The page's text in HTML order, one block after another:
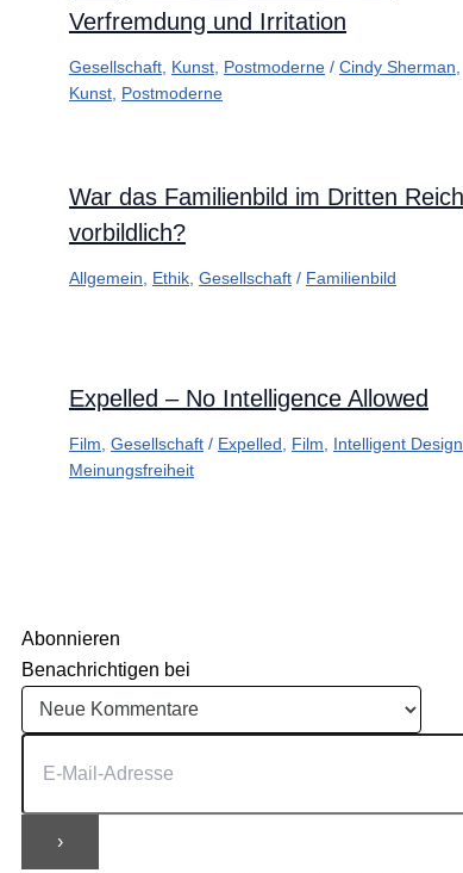
Verfremdung und Irritation
Gesellschaft Kunst Postmoderne / Cindy Sherman
Kunst Postmoderne
War das Familienbild im Dritten Reich
vorbildlich?
Allgemein Ethik Gesellschaft / Familienbild
Expelled – No Intelligence Allowed
Film Gesellschaft / Expelled Film Intelligent Design
Meinungsfreiheit
Abonnieren
Benachrichtigen bei